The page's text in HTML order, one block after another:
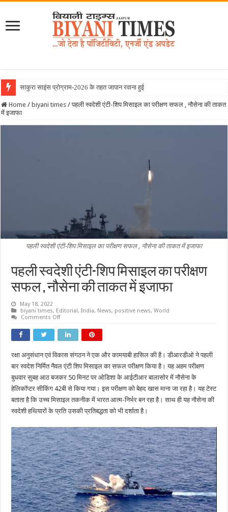
साकुरा साइंस प्रोग्राम-2026 के तहत जापान रवाना हुई बियानी ग्रुप ऑफ
Home / biyani times / पहली स्वदेशी एंटी-शिप मिसाइल का परीक्षण सफल , नौसेना की ताकत
में इजाफा
पहली स्वदेशी एंटी-शिप मिसाइल का परीक्षण सफल , नौसेना की ताकत में इजाफा
पहली स्वदेशी एंटी-शिप मिसाइल का परीक्षण
सफल , नौसेना की ताकत में इजाफा
May 18, 2022
biyani times, Editorial,India, News, positive news,World
Comments Offon
स्वदेशी
एंटी-
शिप
का
परीक्षण
सफल
,
की
में
इजाफा
रक्षा अनुसंधान एवं विकास संगठन ने एक और कामयाबी हासिल की है। डीआरडीओ ने पहली
बार स्वदेश निर्मित नैवल एंटी शिप मिसाइल का सफल परीक्षण किया है। यह अहम परीक्षण
बुधवार सुबह आठ बजकर 50 मिनट पर ओडिशा के आईटीआर बालासोर में नौसेना के
हेलिकॉप्टर सीकिंग 42बी से किया गया। इस परीक्षण को बेहद खास माना जा रहा है। यह टेस्ट
बताता है कि उच्च मिसाइल तकनीक में भारत आत्म-निर्भर बन रहा है। साथ ही यह नौसेना की
स्वदेशी हथियारों के प्रति उसकी प्रतिबद्धता को भी दर्शाता है।